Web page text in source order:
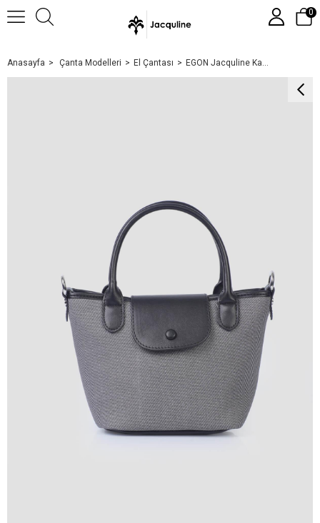
0
Anasayfa Çanta Modelleri El Çantası EGON Jacquline Kadın El Çantası